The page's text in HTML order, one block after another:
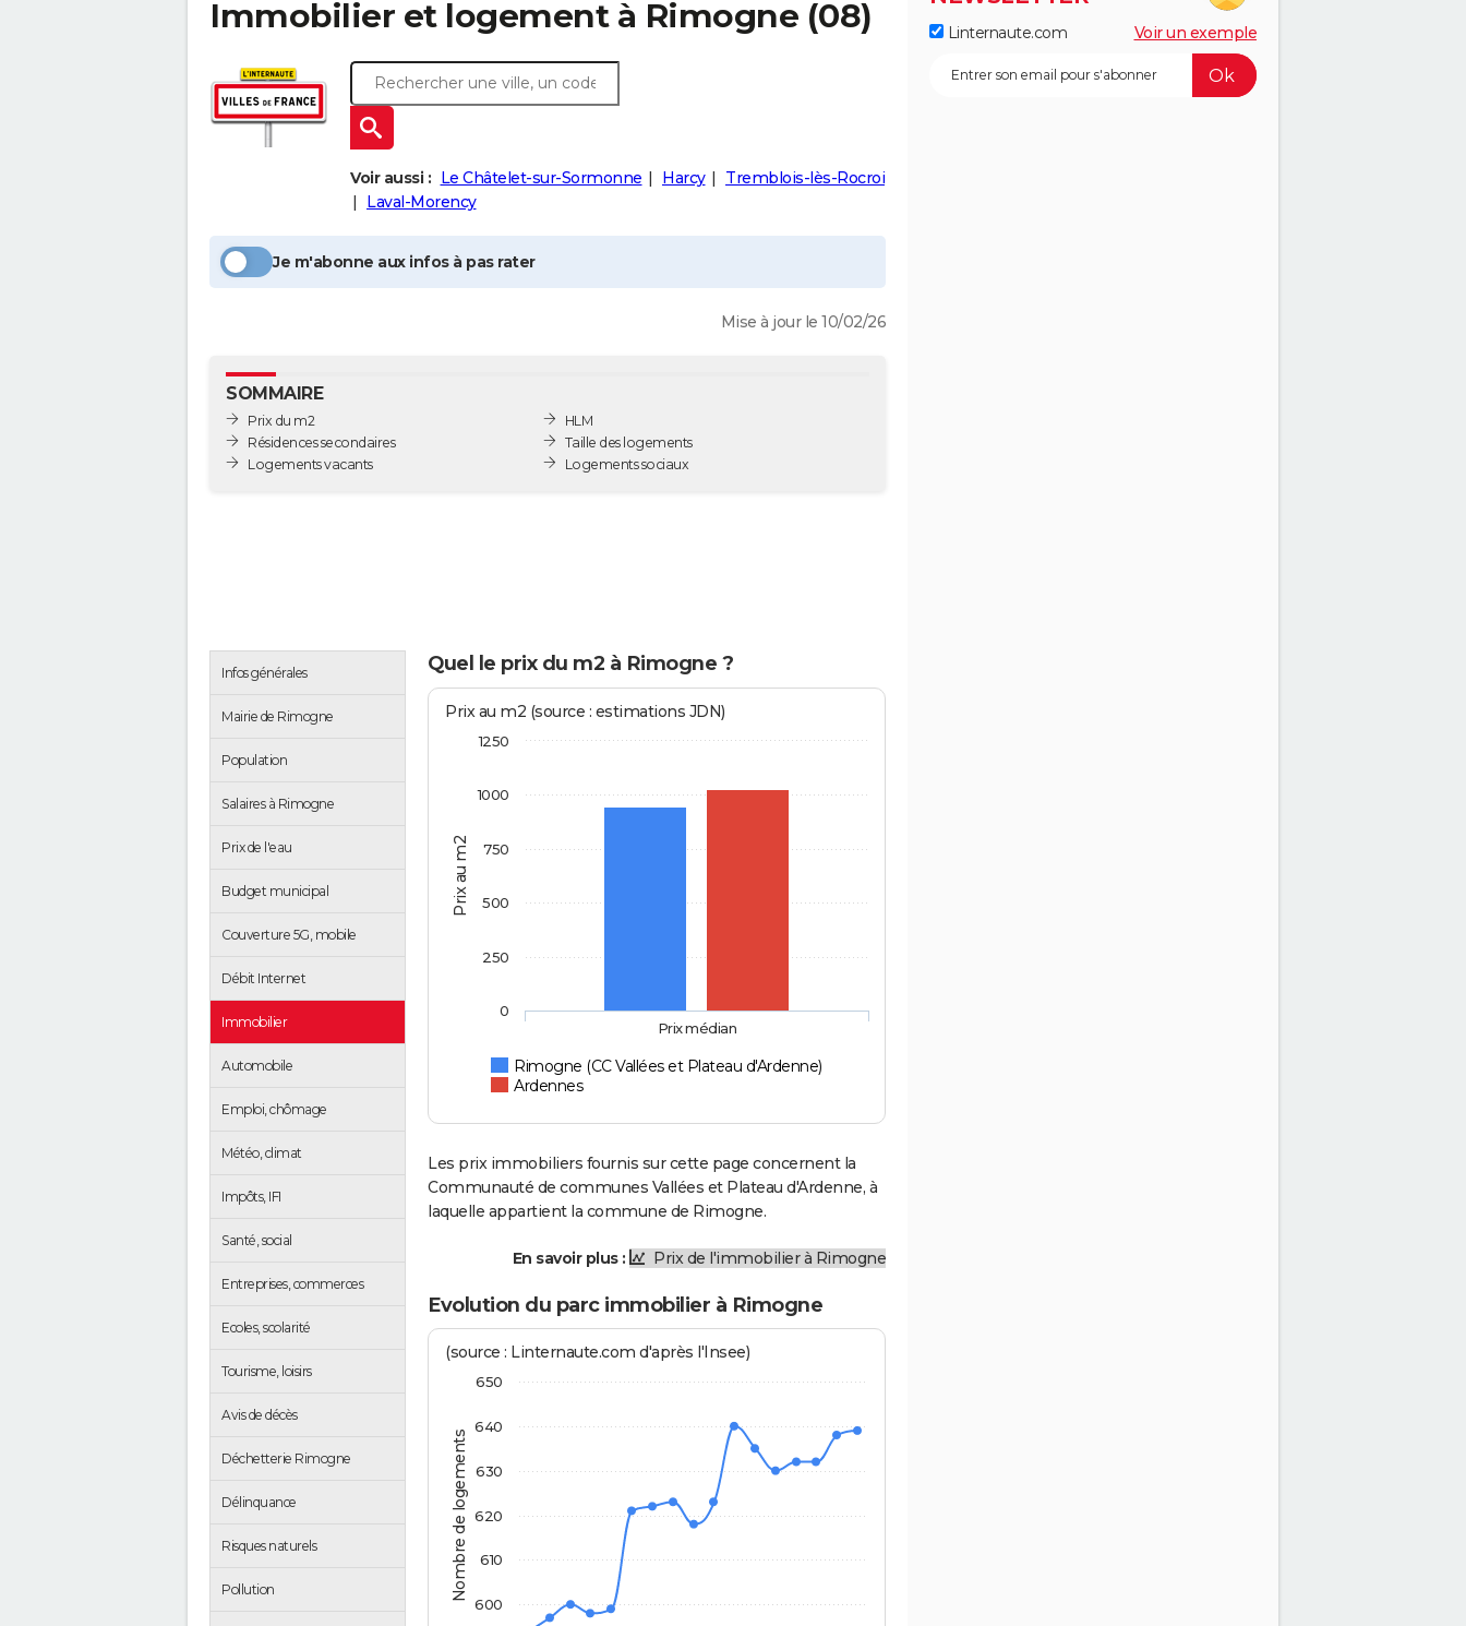
Immobilier et logement à Rimogne (08)
Voir aussi : Le Châtelet-sur-Sormonne Harcy
Tremblois-lès-Rocroi
Laval-Morency
Je m'abonne aux infos à pas rater
Mise à jour le 10/02/26
SOMMAIRE
Prix du m2
Résidences secondaires
Logements vacants
HLM
Taille des logements
Logements sociaux
Infos générales
Mairie de Rimogne
Population
Salaires à Rimogne
Prix de l'eau
Budget municipal
Couverture 5G, mobile
Débit Internet
Immobilier
Automobile
Emploi, chômage
Météo, climat
Impôts, IFI
Santé, social
Entreprises, commerces
Ecoles, scolarité
Tourisme, loisirs
Avis de décès
Déchetterie Rimogne
Délinquance
Risques naturels
Pollution
Quel le prix du m2 à Rimogne ?
Prix au m2
Prix au m2 (source : estimations JDN)
Rimogne (CC Vallées et Plateau d'Ardenne)
Ardennes
Prix médian
0
250
500
750
1000
1250
Les prix immobiliers fournis sur cette page concernent la
Communauté de communes Vallées et Plateau d'Ardenne, à
laquelle appartient la commune de Rimogne.
En savoir plus : Prix de l'immobilier à Rimogne
Evolution du parc immobilier à Rimogne
Nombre de logements
(source : Linternaute.com d'après l'Insee)
600
610
620
630
640
650
Linternaute.com Voir un exemple